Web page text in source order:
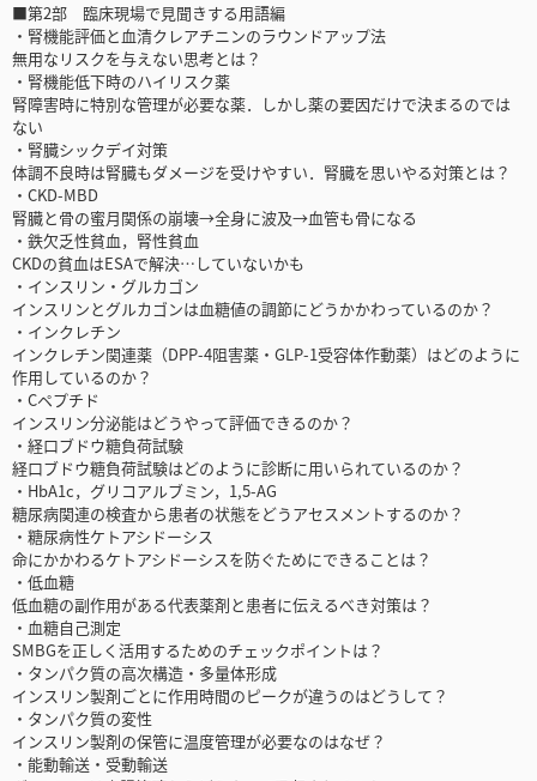
■第2部 臨床現場で見聞きする用語編
・腎機能評価と血清クレアチニンのラウンドアップ法
無用なリスクを与えない思考とは？
・腎機能低下時のハイリスク薬
腎障害時に特別な管理が必要な薬．しかし薬の要因だけで決まるのでは
ない
・腎臓シックデイ対策
体調不良時は腎臓もダメージを受けやすい．腎臓を思いやる対策とは？
・CKD-MBD
腎臓と骨の蜜月関係の崩壊→全身に波及→血管も骨になる
・鉄欠乏性貧血，腎性貧血
CKDの貧血はESAで解決…していないかも
・インスリン・グルカゴン
インスリンとグルカゴンは血糖値の調節にどうかかわっているのか？
・インクレチン
インクレチン関連薬（DPP-4阻害薬・GLP-1受容体作動薬）はどのように
作用しているのか？
・Cペプチド
インスリン分泌能はどうやって評価できるのか？
・経口ブドウ糖負荷試験
経口ブドウ糖負荷試験はどのように診断に用いられているのか？
・HbA1c，グリコアルブミン，1,5-AG
糖尿病関連の検査から患者の状態をどうアセスメントするのか？
・糖尿病性ケトアシドーシス
命にかかわるケトアシドーシスを防ぐためにできることは？
・低血糖
低血糖の副作用がある代表薬剤と患者に伝えるべき対策は？
・血糖自己測定
SMBGを正しく活用するためのチェックポイントは？
・タンパク質の高次構造・多量体形成
インスリン製剤ごとに作用時間のピークが違うのはどうして？
・タンパク質の変性
インスリン製剤の保管に温度管理が必要なのはなぜ？
・能動輸送・受動輸送